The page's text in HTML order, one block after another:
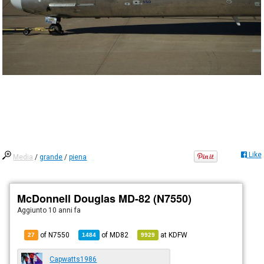
Media /grande /piena Like
McDonnell Douglas MD-82 (N7550)
Aggiunto 10 anni fa
27 of N7550 1484 ofMD82 9929 atKDFW
Capwatts1986